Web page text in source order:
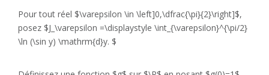
Pour tout réel $\varepsilon \in \left]0,\dfrac{\pi}{2}\right]$,
posez $J_\varepsilon =\displaystyle \int_{\varepsilon}^{\pi/2}
\ln (\sin y) \mathrm{d}y. $